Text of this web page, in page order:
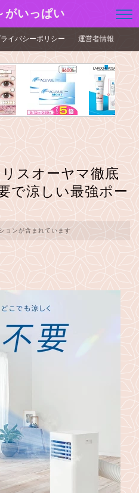
がいっぱい
イバシーポリシー 運営者情報
スオーヤマ徹底
で涼しい最強ポー
ョンが含まれています